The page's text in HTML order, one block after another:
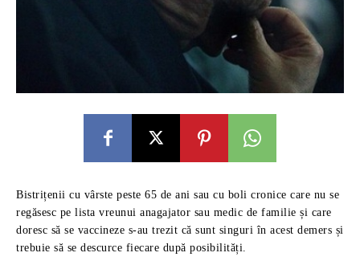
Bistrițenii cu vârste peste 65 de ani sau cu boli cronice care nu se
regăsesc pe lista vreunui anagajator sau medic de familie și care
doresc să se vaccineze s-au trezit că sunt singuri în acest demers și
trebuie să se descurce fiecare după posibilități.